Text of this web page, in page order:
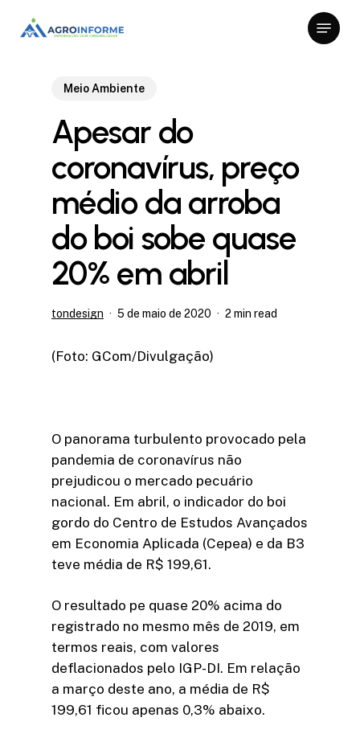
Menu
Meio Ambiente
Apesar do
coronavírus, preço
médio da arroba
do boi sobe quase
20% em abril
tondesign 5 de maio de 2020 2 min read
(Foto: GCom/Divulgação)
O panorama turbulento provocado pela
pandemia de coronavírus não
prejudicou o mercado pecuário
nacional. Em abril, o indicador do boi
gordo do Centro de Estudos Avançados
em Economia Aplicada (Cepea) e da B3
teve média de R$ 199,61.
O resultado pe quase 20% acima do
registrado no mesmo mês de 2019, em
termos reais, com valores
deflacionados pelo IGP-DI. Em relação
a março deste ano, a média de R$
199,61 ficou apenas 0,3% abaixo.